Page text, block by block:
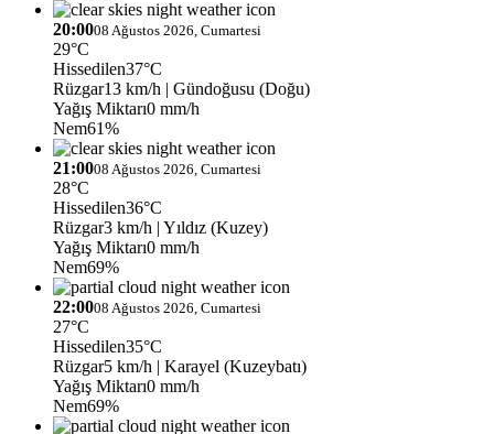
20:0008 Ağustos 2026, Cumartesi
29°C
Hissedilen37°C
Rüzgar13 km/h | Gündoğusu (Doğu)
Yağış Miktarı0 mm/h
Nem61%
21:0008 Ağustos 2026, Cumartesi
28°C
Hissedilen36°C
Rüzgar3 km/h | Yıldız (Kuzey)
Yağış Miktarı0 mm/h
Nem69%
22:0008 Ağustos 2026, Cumartesi
27°C
Hissedilen35°C
Rüzgar5 km/h | Karayel (Kuzeybatı)
Yağış Miktarı0 mm/h
Nem69%